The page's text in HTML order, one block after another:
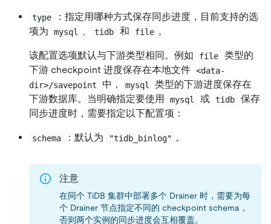
type
：指定用哪种方式保存同步进度，目前支持的选
项为
mysql 、 tidb 和 file 。
该配置选项默认与下游类型相同。例如 file
类型的
下游 checkpoint 进度保存在本地文件 <data-
dir>/savepoint
中， mysql
类型的下游进度保存在
下游数据库。当明确指定要使用
mysql 或 tidb
保存
同步进度时，需要指定以下配置项：
schema ：默认为 "tidb_binlog" 。
注意
在同个 TiDB 集群中部署多个 Drainer 时，需要为每
个 Drainer 节点指定不同的 checkpoint schema，
否则两个实例的同步进度会互相覆盖。